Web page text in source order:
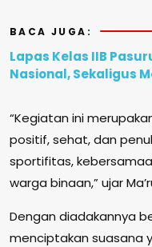
BACA JUGA:
Lapas Kelas IIB
Nasional, Sekaligus
“Kegiatan ini
positif, sehat, dan
sportifitas,
warga binaan,” ujar
Dengan diadakannya
menciptakan suasana